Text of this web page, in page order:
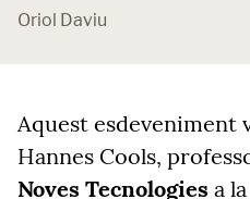
Oriol Daviu
Aquest esdeveniment
Hannes Cools,
Noves Tecnologies a